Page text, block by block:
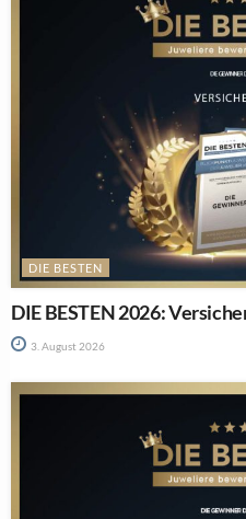
DIE BESTEN
DIE BESTEN 2026:
3. August 2026